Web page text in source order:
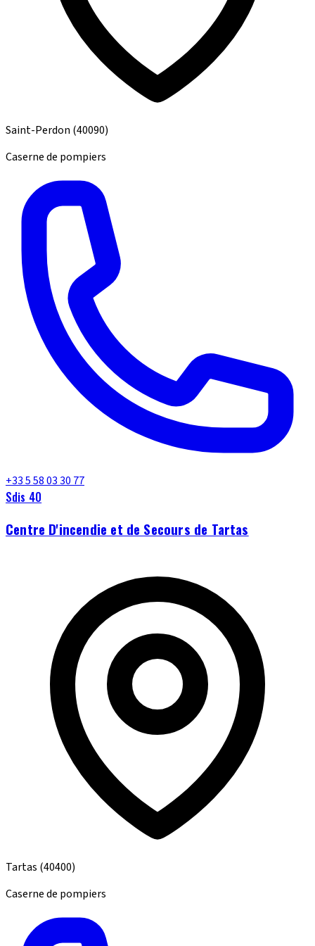
Saint-Perdon (40090)
Caserne de pompiers
+33 5 58 03 30 77
Sdis 40
Centre D'incendie et de Secours de Tartas
Tartas (40400)
Caserne de pompiers